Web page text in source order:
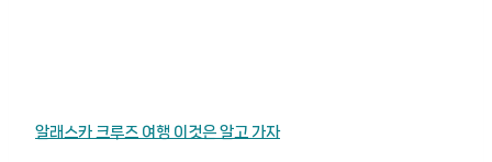
알래스카 크루즈 여행 이것은 알고 가자